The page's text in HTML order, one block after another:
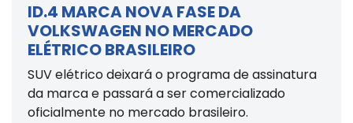
ID.4 MARCA NOVA FASE DA
VOLKSWAGEN NO MERCADO
ELÉTRICO BRASILEIRO
SUV elétrico deixará o programa de assinatura
da marca e passará a ser comercializado
oficialmente no mercado brasileiro.